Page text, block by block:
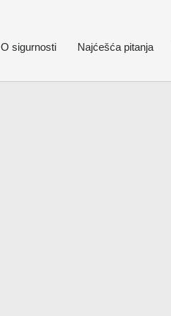
O sigurnosti Najćešća pitanja